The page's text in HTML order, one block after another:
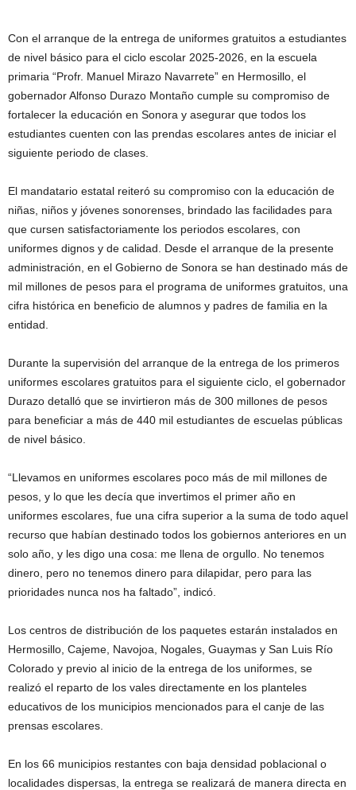
Con el arranque de la entrega de uniformes gratuitos a estudiantes
de nivel básico para el ciclo escolar 2025-2026, en la escuela
primaria “Profr. Manuel Mirazo Navarrete” en Hermosillo, el
gobernador Alfonso Durazo Montaño cumple su compromiso de
fortalecer la educación en Sonora y asegurar que todos los
estudiantes cuenten con las prendas escolares antes de iniciar el
siguiente periodo de clases.
El mandatario estatal reiteró su compromiso con la educación de
niñas, niños y jóvenes sonorenses, brindado las facilidades para
que cursen satisfactoriamente los periodos escolares, con
uniformes dignos y de calidad. Desde el arranque de la presente
administración, en el Gobierno de Sonora se han destinado más de
mil millones de pesos para el programa de uniformes gratuitos, una
cifra histórica en beneficio de alumnos y padres de familia en la
entidad.
Durante la supervisión del arranque de la entrega de los primeros
uniformes escolares gratuitos para el siguiente ciclo, el gobernador
Durazo detalló que se invirtieron más de 300 millones de pesos
para beneficiar a más de 440 mil estudiantes de escuelas públicas
de nivel básico.
“Llevamos en uniformes escolares poco más de mil millones de
pesos, y lo que les decía que invertimos el primer año en
uniformes escolares, fue una cifra superior a la suma de todo aquel
recurso que habían destinado todos los gobiernos anteriores en un
solo año, y les digo una cosa: me llena de orgullo. No tenemos
dinero, pero no tenemos dinero para dilapidar, pero para las
prioridades nunca nos ha faltado”, indicó.
Los centros de distribución de los paquetes estarán instalados en
Hermosillo, Cajeme, Navojoa, Nogales, Guaymas y San Luis Río
Colorado y previo al inicio de la entrega de los uniformes, se
realizó el reparto de los vales directamente en los planteles
educativos de los municipios mencionados para el canje de las
prensas escolares.
En los 66 municipios restantes con baja densidad poblacional o
localidades dispersas, la entrega se realizará de manera directa en